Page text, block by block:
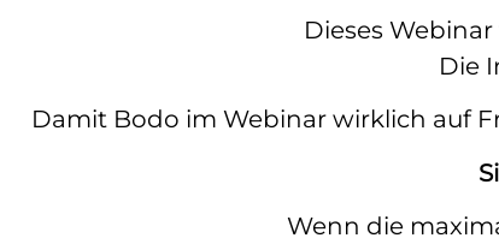
Dieses
Die
Damit Bodo im Webinar wirklich auf
Wenn die